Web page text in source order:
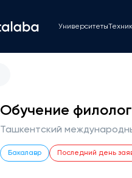
Университеты
Обучение
Ташкентский
Бакалавр Последний день